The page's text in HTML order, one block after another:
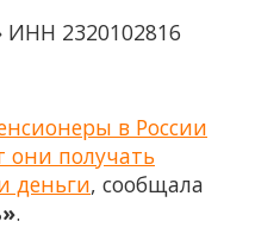
ИНН 2320102816
в России
получать
деньги, сообщала
.